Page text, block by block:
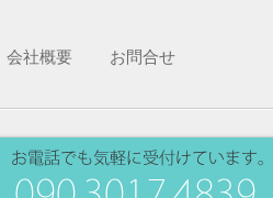
会社概要 お問合せ